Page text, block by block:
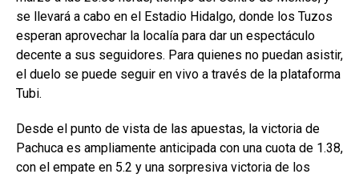
se llevará a cabo en el Estadio Hidalgo, donde los Tuzos
esperan aprovechar la localía para dar un espectáculo
decente a sus seguidores. Para quienes no puedan asistir,
el duelo se puede seguir en vivo a través de la plataforma
Tubi.
Desde el punto de vista de las apuestas, la victoria de
Pachuca es ampliamente anticipada con una cuota de 1.38,
con el empate en 5.2 y una sorpresiva victoria de los